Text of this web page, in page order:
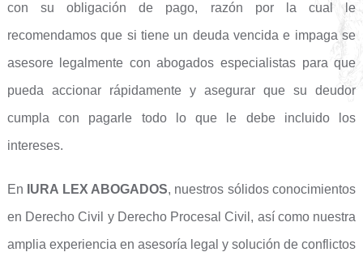
con su obligación de pago, razón por la cual le
recomendamos que si tiene un deuda vencida e impaga se
asesore legalmente con abogados especialistas para que
pueda accionar rápidamente y asegurar que su deudor
cumpla con pagarle todo lo que le debe incluido los
intereses.
En IURA LEX ABOGADOS, nuestros sólidos conocimientos
en Derecho Civil y Derecho Procesal Civil, así como nuestra
amplia experiencia en asesoría legal y solución de conflictos